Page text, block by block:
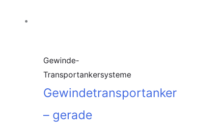
Gewinde-
Transportankersysteme
Gewindetransportanker
– gerade